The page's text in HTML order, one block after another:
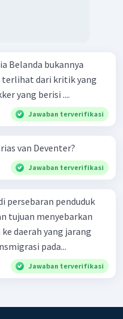
Belanda bukannya
terlihat dari kritik yang
yang berisi ....
Jawaban terverifikasi
van Deventer?
Jawaban terverifikasi
persebaran penduduk
tujuan menyebarkan
daerah yang jarang
pada...
Jawaban terverifikasi